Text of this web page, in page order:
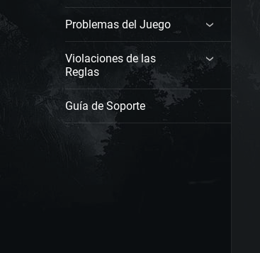
Problemas del Juego
Violaciones de las
Reglas
Guía de Soporte